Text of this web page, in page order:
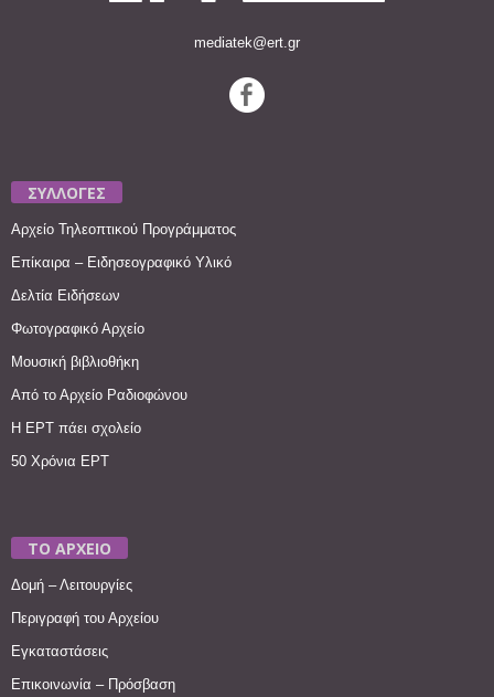
mediatek@ert.gr
ΣΥΛΛΟΓΕΣ
Αρχείο Τηλεοπτικού Προγράμματος
Επίκαιρα – Ειδησεογραφικό Υλικό
Δελτία Ειδήσεων
Φωτογραφικό Αρχείο
Μουσική βιβλιοθήκη
Από το Αρχείο Ραδιοφώνου
Η ΕΡΤ πάει σχολείο
50 Χρόνια ΕΡΤ
ΤΟ ΑΡΧΕΙΟ
Δομή – Λειτουργίες
Περιγραφή του Αρχείου
Εγκαταστάσεις
Επικοινωνία – Πρόσβαση